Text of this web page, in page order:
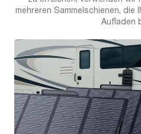
mehreren Sammelschienen, die
Aufladen